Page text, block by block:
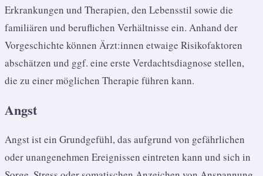
Erkrankungen und Therapien, den Lebensstil sowie die
familiären und beruflichen Verhältnisse ein. Anhand der
Vorgeschichte können Ärzt:innen etwaige Risikofaktoren
abschätzen und ggf. eine erste Verdachtsdiagnose stellen,
die zu einer möglichen Therapie führen kann.
Angst
Angst ist ein Grundgefühl, das aufgrund von gefährlichen
oder unangenehmen Ereignissen eintreten kann und sich in